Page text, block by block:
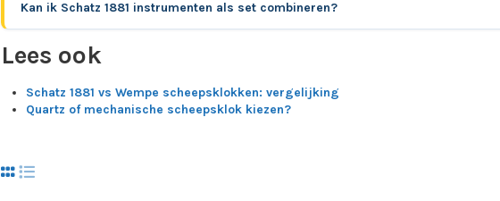
Kan ik Schatz 1881 instrumenten als set combineren?
Lees ook
Schatz 1881 vs Wempe scheepsklokken: vergelijking
Quartz of mechanische scheepsklok kiezen?